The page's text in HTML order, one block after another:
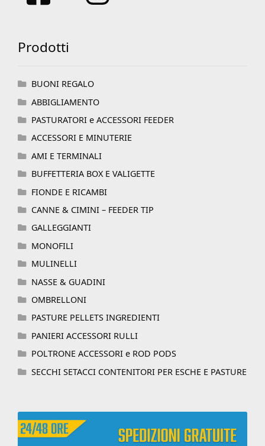
Prodotti
BUONI REGALO
ABBIGLIAMENTO
PASTURATORI e ACCESSORI FEEDER
ACCESSORI E MINUTERIE
AMI E TERMINALI
BUFFETTERIA BOX E VALIGETTE
FIONDE E RICAMBI
CANNE & CIMINI – FEEDER TIP
GALLEGGIANTI
MONOFILI
MULINELLI
NASSE & GUADINI
OMBRELLONI
PASTURE PELLETS INGREDIENTI
PANIERI ACCESSORI RULLI
POLTRONE ACCESSORI e ROD PODS
SECCHI SETACCI CONTENITORI PER ESCHE E PASTURE